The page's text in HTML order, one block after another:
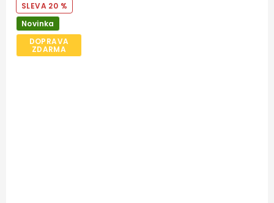
20 %
Novinka
DOPRAVA
ZDARMA